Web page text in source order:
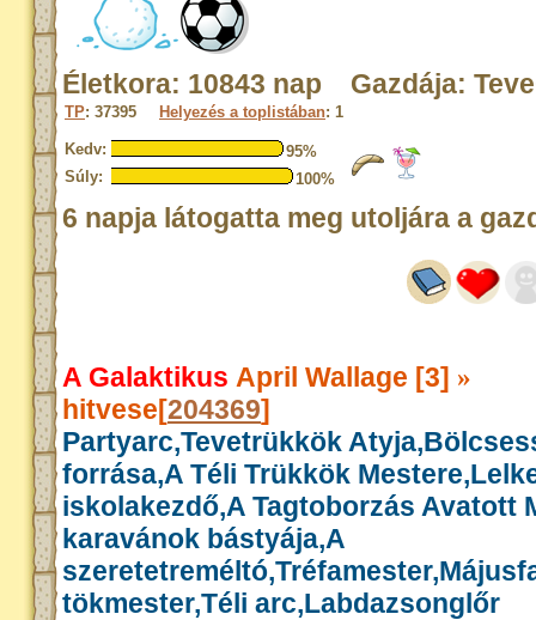
Életkora: 10843 nap Gazdája:
TP: 37395 Helyezés a toplistában: 1
Kedv:
95%
Súly:
100%
6 napja látogatta meg utoljára a
A Galaktikus April Wallage [3] »
hitvese[204369]
Partyarc,Tevetrükkök
forrása,A Téli Trükkök
iskolakezdő,A Tagtoborzás Avatott
karavánok bástyája,A
tökmester,Téli arc,Labdazsonglőr